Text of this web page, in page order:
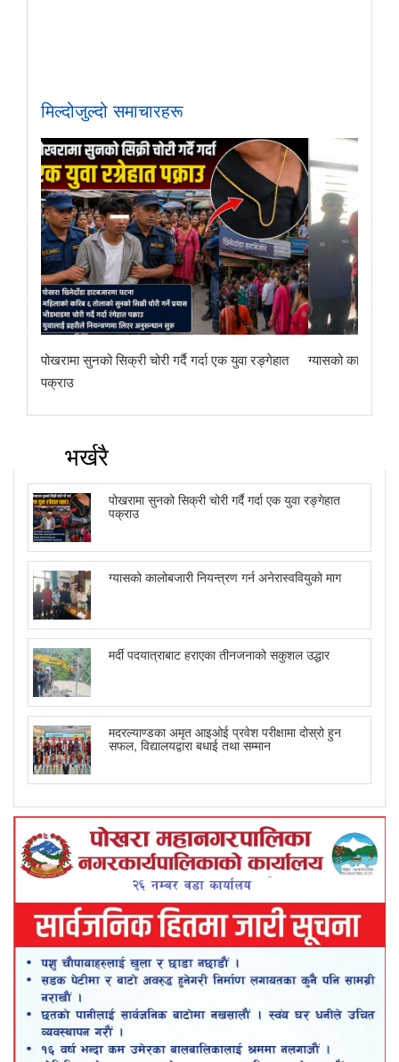
मिल्दोजुल्दो समाचारहरू
पोखरामा सुनको सिक्री चोरी गर्दै गर्दा एक युवा रङ्गेहात
पक्राउ
ग्यासको
भर्खरै
पोखरामा सुनको सिक्री चोरी गर्दै गर्दा एक युवा रङ्गेहात
पक्राउ
ग्यासको कालोबजारी नियन्त्रण गर्न अनेरास्ववियुको माग
मर्दी पदयात्राबाट हराएका तीनजनाको सकुशल उद्धार
मदरल्याण्डका अमृत आइओई प्रवेश परीक्षामा दोस्रो हुन
सफल, विद्यालयद्वारा बधाई तथा सम्मान